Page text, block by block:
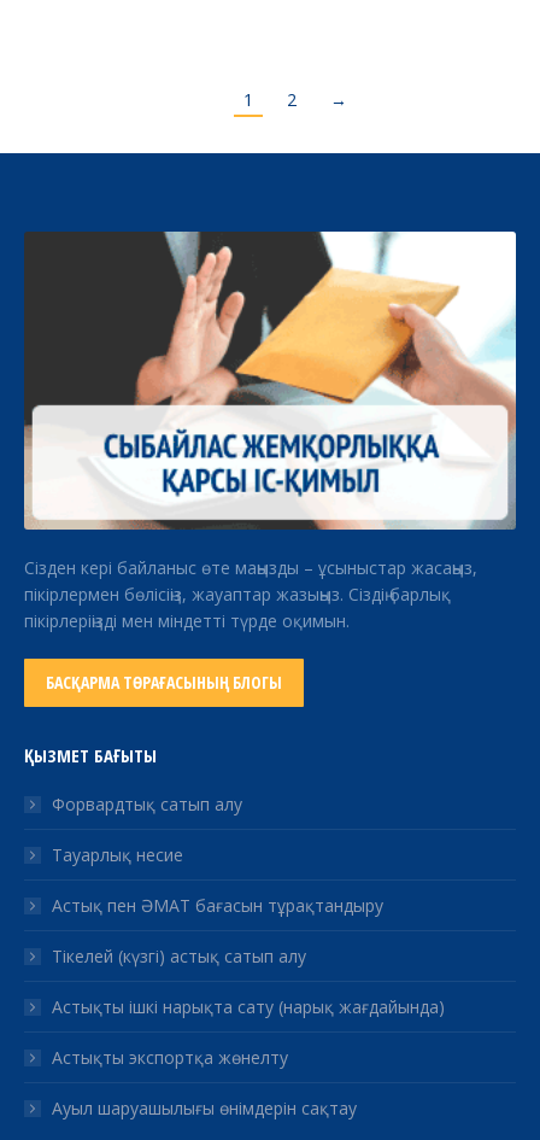
1 2 →
Сізден кері байланыс өте маңызды – ұсыныстар жасаңыз,
пікірлермен бөлісіңіз, жауаптар жазыңыз. Сіздің барлық
пікірлеріңізді мен міндетті түрде оқимын.
БАСҚАРМА ТӨРАҒАСЫНЫҢ БЛОГЫ
ҚЫЗМЕТ БАҒЫТЫ
Форвардтық сатып алу
Тауарлық несие
Астық пен ӘМАТ бағасын тұрақтандыру
Тікелей (күзгі) астық сатып алу
Астықты ішкі нарықта сату (нарық жағдайында)
Астықты экспортқа жөнелту
Ауыл шаруашылығы өнімдерін сақтау